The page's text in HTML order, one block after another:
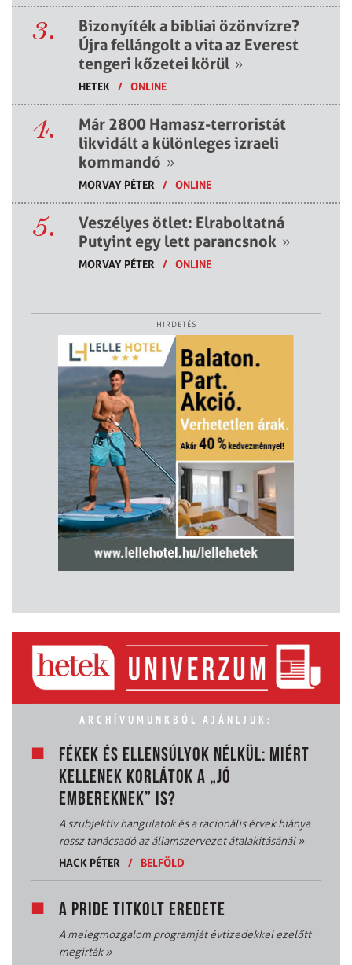
3.
Bizonyíték a bibliai özönvízre?
Újra fellángolt a vita az Everest
tengeri kőzetei körül »
HETEK / ONLINE
4.
Már 2800 Hamasz-terroristát
likvidált a különleges izraeli
kommandó »
MORVAY PÉTER / ONLINE
5.
Veszélyes ötlet: Elraboltatná
Putyint egy lett parancsnok »
MORVAY PÉTER / ONLINE
HIRDETÉS
ARCHÍVUMUNKBÓL AJÁNLJUK:
FÉKEK ÉS ELLENSÚLYOK NÉLKÜL: MIÉRT
KELLENEK KORLÁTOK A „JÓ
EMBEREKNEK” IS?
A szubjektív hangulatok és a racionális érvek hiánya
rossz tanácsadó az államszervezet átalakításánál»
HACK PÉTER
/ BELFÖLD
A PRIDE TITKOLT EREDETE
A melegmozgalom programját évtizedekkel ezelőtt
megírták»